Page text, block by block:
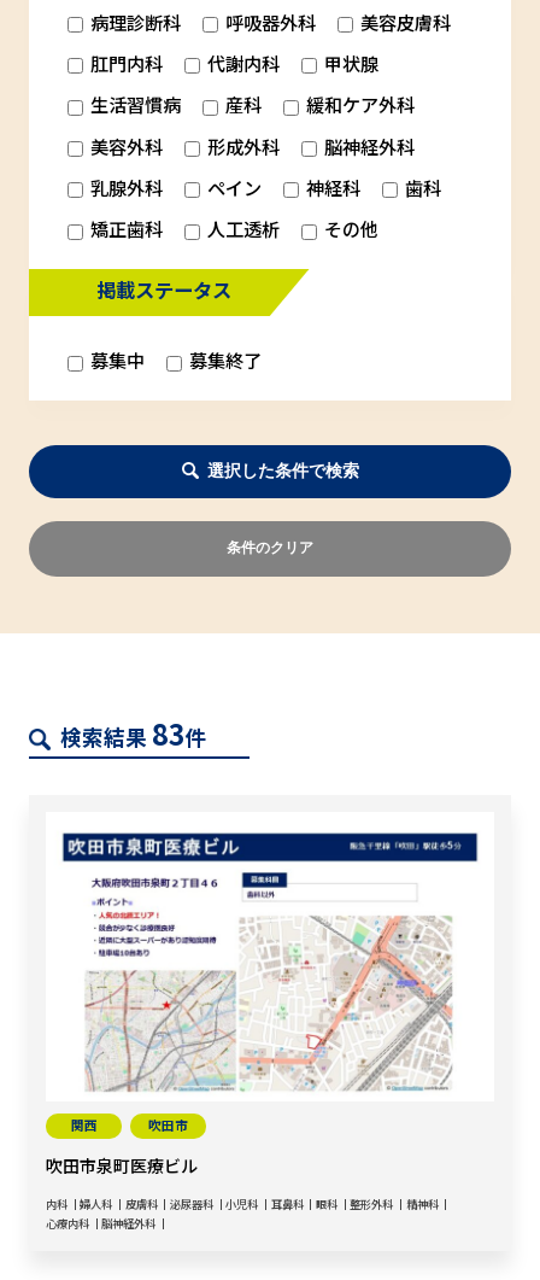
病理診断科
呼吸器外科
美容皮膚科
肛門内科
代謝内科
甲状腺
生活習慣病
産科
緩和ケア外科
美容外科
形成外科
脳神経外科
乳腺外科
ペイン 神経科
歯科
矯正歯科
人工透析 その他
掲載ステータス
募集中 募集終了
選択した条件で検索
条件のクリア
検索結果 83件
関西 吹田市
吹田市泉町医療ビル
内科 婦人科 皮膚科 泌尿器科 小児科 耳鼻科 眼科 整形外科
精神科
心療内科
脳神経外科